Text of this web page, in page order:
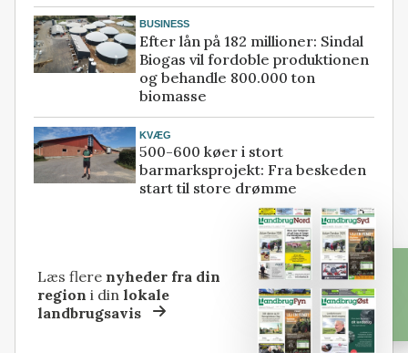
BUSINESS
Efter lån på 182 millioner: Sindal
Biogas vil fordoble produktionen
og behandle 800.000 ton
biomasse
KVÆG
500-600 køer i stort
barmarksprojekt: Fra beskeden
start til store drømme
Læs flere nyheder fra din
region i dinlokale
landbrugsavis